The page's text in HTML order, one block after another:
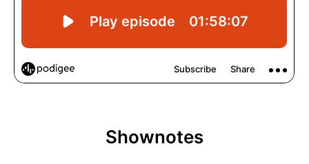
Shownotes